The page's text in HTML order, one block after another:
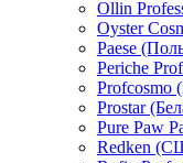
Ollin
Oyster
Paese
Periche
Profcosmo
Prostar
Pure Paw
Redken